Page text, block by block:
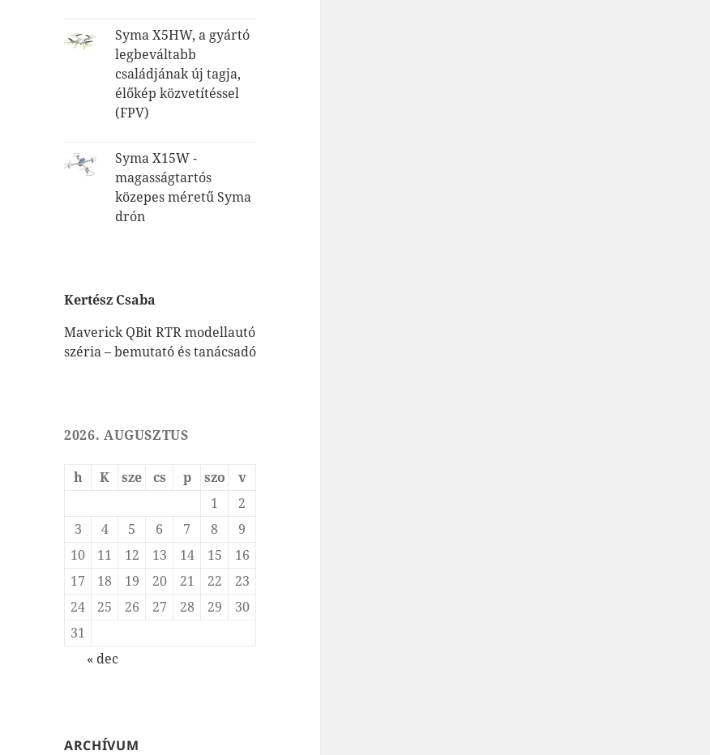
Syma X5HW, a gyártó
legbeváltabb
családjának új tagja,
élőkép közvetítéssel
(FPV)
Syma X15W -
magasságtartós
közepes méretű Syma
drón
Kertész Csaba
Maverick QBit RTR modellautó
széria – bemutató és tanácsadó
2026. AUGUSZTUS
h K sze cs p szo
v
1
2
3
4 5 6 7 8
9
10
11 12 13 14 15
16
17
18 19 20 21 22
23
24
25 26 27 28 29
30
31
« dec
ARCHÍVUM